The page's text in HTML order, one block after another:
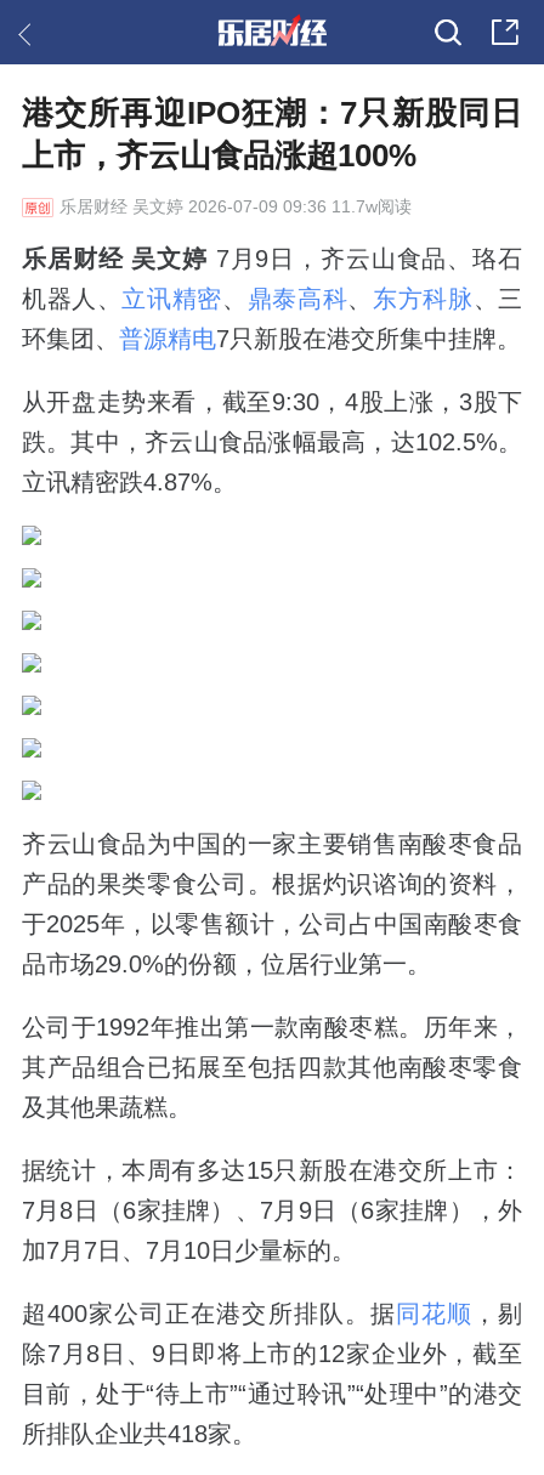
港交所再迎IPO狂潮：7只新股同日
上市，齐云山食品涨超100%
乐居财经吴文婷 2026-07-09 09:36 11.7w阅读
乐居财经 吴文婷 7月9日，齐云山食品、珞石
机器人、 立讯精密、 鼎泰高科、 东方科脉、三
环集团、 普源精电7只新股在港交所集中挂牌。
从开盘走势来看，截至9:30，4股上涨，3股下
跌。其中，齐云山食品涨幅最高，达102.5%。
立讯精密跌4.87%。
齐云山食品为中国的一家主要销售南酸枣食品
产品的果类零食公司。根据灼识谘询的资料，
于2025年，以零售额计，公司占中国南酸枣食
品市场29.0%的份额，位居行业第一。
公司于1992年推出第一款南酸枣糕。历年来，
其产品组合已拓展至包括四款其他南酸枣零食
及其他果蔬糕。
据统计，本周有多达15只新股在港交所上市：
7月8日（6家挂牌）、7月9日（6家挂牌），外
加7月7日、7月10日少量标的。
超400家公司正在港交所排队。据同花顺 ，剔
除7月8日、9日即将上市的12家企业外，截至
目前，处于“待上市”“通过聆讯”“处理中”的港交
所排队企业共418家。